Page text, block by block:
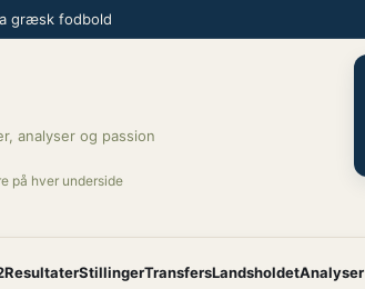
græsk fodbold
analyser og passion
på hver underside
ResultaterStillingerTransfersLandsholdetAnalyser